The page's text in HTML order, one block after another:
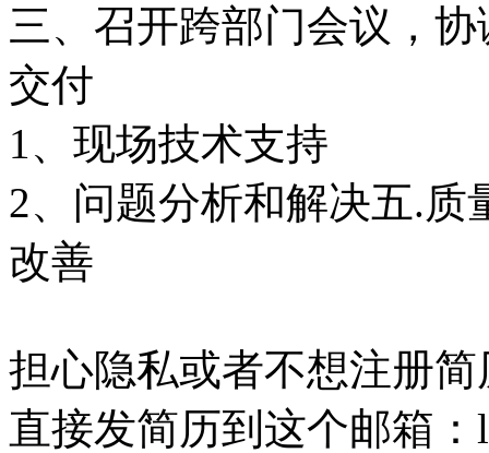
三、召开跨部门会议，
交付
1、现场技术支持
2、问题分析和解决五.质
改善
担心隐私或者不想注册简
直接发简历到这个邮箱：